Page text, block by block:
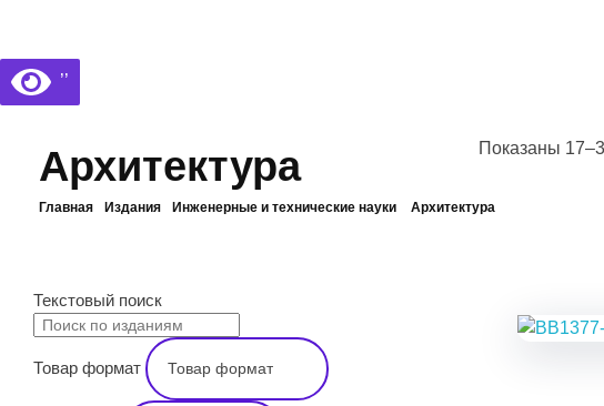
’’
Главная Издания Инженерные и технические науки Архитектура
Архитектура
Показаны
Текстовый поиск
Товар формат